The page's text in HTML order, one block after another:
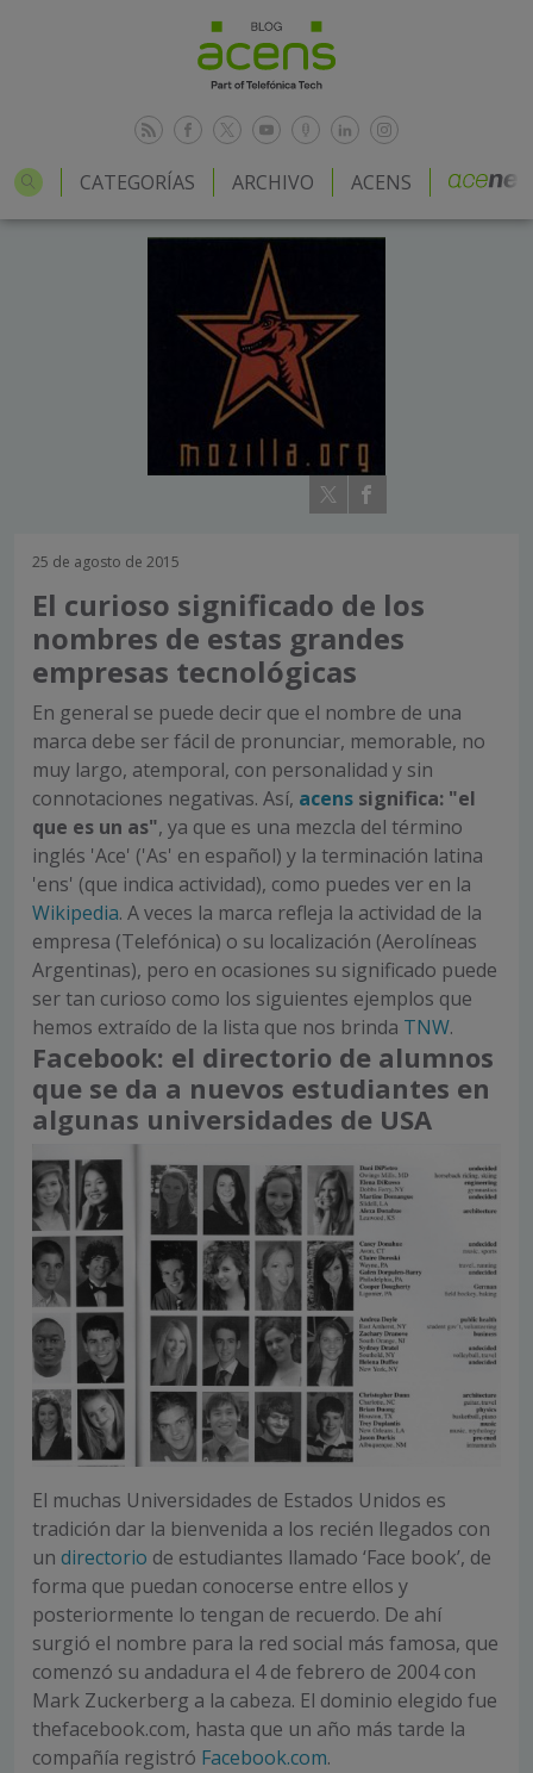
CATEGORÍAS ARCHIVO ACENS
25 de agosto de 2015
El curioso significado de los
nombres de estas grandes
empresas tecnológicas
En general se puede decir que el nombre de una
marca debe ser fácil de pronunciar, memorable, no
muy largo, atemporal, con personalidad y sin
connotaciones negativas. Así, acens significa: "el
que es un as", ya que es una mezcla del término
inglés 'Ace' ('As' en español) y la terminación latina
'ens' (que indica actividad), como puedes ver en la
Wikipedia. A veces la marca refleja la actividad de la
empresa (Telefónica) o su localización (Aerolíneas
Argentinas), pero en ocasiones su significado puede
ser tan curioso como los siguientes ejemplos que
hemos extraído de la lista que nos brinda TNW.
Facebook: el directorio de alumnos
que se da a nuevos estudiantes en
algunas universidades de USA
El muchas Universidades de Estados Unidos es
tradición dar la bienvenida a los recién llegados con
un directorio de estudiantes llamado ‘Face book’, de
forma que puedan conocerse entre ellos y
posteriormente lo tengan de recuerdo. De ahí
surgió el nombre para la red social más famosa, que
comenzó su andadura el 4 de febrero de 2004 con
Mark Zuckerberg a la cabeza. El dominio elegido fue
thefacebook.com, hasta que un año más tarde la
compañía registró Facebook.com.